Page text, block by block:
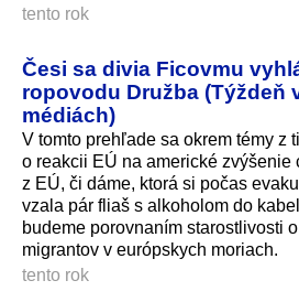
tento rok
Česi sa divia Ficovmu
ropovodu Družba (Týždeň
médiách)
V tomto prehľade sa okrem témy z
o reakcii EÚ na americké zvýšenie
z EÚ, či dáme, ktorá si počas
vzala pár fliaš s alkoholom do
budeme porovnaním starostlivosti
migrantov v európskych moriach.
tento rok